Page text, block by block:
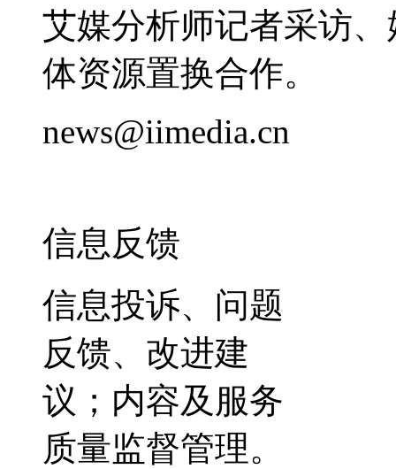
艾媒分析师记者采访
体资源置换合作。
news@iimedia.cn
信息反馈
信息投诉、问题
反馈、改进建
议；内容及服务
质量监督管理。